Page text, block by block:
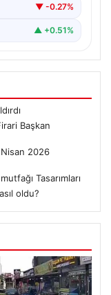
▼ -0.27%
▲ +0.51%
Başkan
Nisan 2026
Tasarımları
oldu?